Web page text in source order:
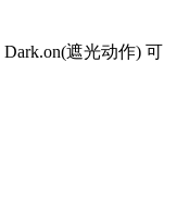
遮光动作) 可